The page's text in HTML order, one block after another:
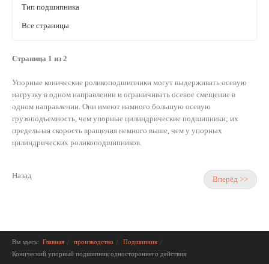
Тип подшипника
Все страницы
Страница 1 из 2
Упорные конические роликоподшипники могут выдерживать осевую
нагрузку в одном направлении и ограничивать осевое смещение в
одном направлении. Они имеют намного большую осевую
грузоподъемность, чем упорные цилиндрические подшипники; их
предельная скорость вращения немного выше, чем у упорных
цилиндрических роликоподшипников.
Назад Вперёд >>
Вы здесь: Главная производство
Подшипник
Конический упорный подшипник одностороннего действия